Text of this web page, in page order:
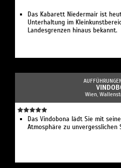
Das Kabarett Niedermair ist
Unterhaltung im
Landesgrenzen hinaus bekannt.
Wien,
Das Vindobona lädt Sie mit
Atmosphäre zu unvergesslichen